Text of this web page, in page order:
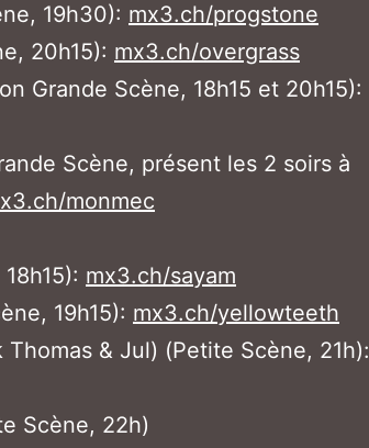
19h30): mx3.ch/progstone
20h15): mx3.ch/overgrass
Grande Scène, 18h15 et 20h15):
Scène, présent les 2 soirs à
monmec
mx3.ch/sayam
19h15): mx3.ch/yellowteeth
Thomas & Jul) (Petite Scène, 21h):
Scène, 22h)